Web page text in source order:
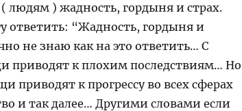
людям ) жадность, гордыня и страх.
ответить: “Жадность, гордыня и
не знаю как на это ответить… С
приводят к плохим последствиям… Но
приводят к прогрессу во всех сферах
и так далее… Другими словами если